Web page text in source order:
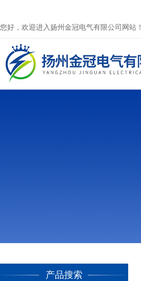
您好，欢迎进入扬州金冠电气有限公司网站！
产品搜索